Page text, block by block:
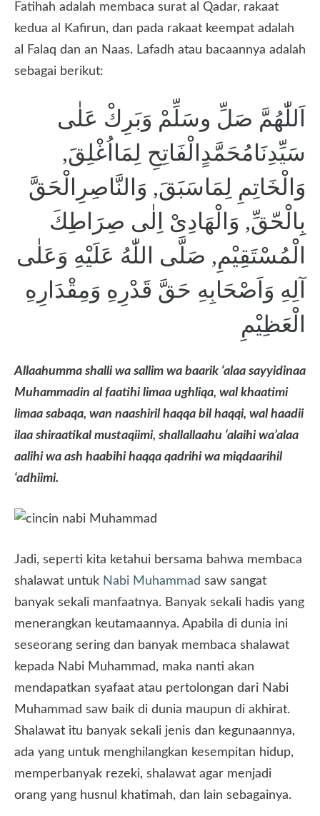
Fatihah adalah membaca surat al Qadar, rakaat
kedua al Kafirun, dan pada rakaat keempat adalah
al Falaq dan an Naas. Lafadh atau bacaannya adalah
sebagai berikut:
اَللّٰهُمَّ صَلِّ وسَلِّمْ وَبَرِكْ عَلٰى
سَيِّدِنَامُحَمَّدٍالْفَاتِحِ لِمَااُغْلِقَ,
وَالْخَاتِمِ لِمَاسَبَقَ, وَالنَّاصِرِالْحَقَّ
بِالْحّقِّ, وَالْهَادِىْ اِلٰى صِرَاطِكَ
الْمُسْتَقِيْمِ, صَلَّى اللّٰهُ عَلَيْهِ وَعَلٰى
آلِهِ وَاَصْحَابِهِ حَقَّ قَدْرِهِ وَمِقْدَارِهِ
الْعَظِيْمِ
Allaahumma shalli wa sallim wa baarik ‘alaa sayyidinaa
Muhammadin al faatihi limaa ughliqa, wal khaatimi
limaa sabaqa, wan naashiril haqqa bil haqqi, wal haadii
ilaa shiraatikal mustaqiimi, shallallaahu ‘alaihi wa’alaa
aalihi wa ash haabihi haqqa qadrihi wa miqdaarihil
‘adhiimi.
Jadi, seperti kita ketahui bersama bahwa membaca
shalawat untuk Nabi Muhammad saw sangat
banyak sekali manfaatnya. Banyak sekali hadis yang
menerangkan keutamaannya. Apabila di dunia ini
seseorang sering dan banyak membaca shalawat
kepada Nabi Muhammad, maka nanti akan
mendapatkan syafaat atau pertolongan dari Nabi
Muhammad saw baik di dunia maupun di akhirat.
Shalawat itu banyak sekali jenis dan kegunaannya,
ada yang untuk menghilangkan kesempitan hidup,
memperbanyak rezeki, shalawat agar menjadi
orang yang husnul khatimah, dan lain sebagainya.